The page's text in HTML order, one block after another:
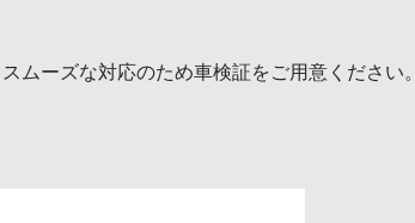
ムーズな対応のため車検証をご用意ください。